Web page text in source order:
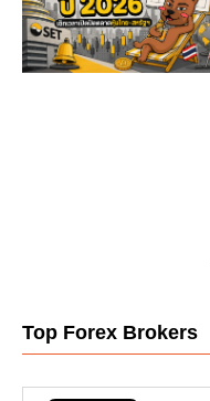
Top Forex Brokers